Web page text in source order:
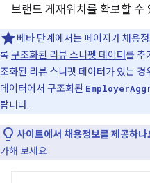
브랜드 게재위치를 확보할 수
베타 단계에서는 페이지가 채용
록 구조화된 리뷰 스니펫 데이터를 추
조화된 리뷰 스니펫 데이터가 있는
데이터에서 구조화된
랍니다.
사이트에서 채용정보를 제공하나
가해 보세요.